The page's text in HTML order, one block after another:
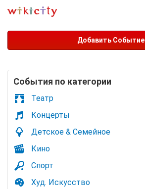
Добавить Событие
Cобытия по категории
Театр
Концерты
Детское & Семейное
Кино
Спорт
Худ. Искусство